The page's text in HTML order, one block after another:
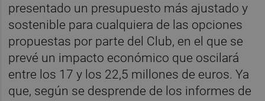
presentado un presupuesto más ajustado y
sostenible para cualquiera de las opciones
propuestas por parte del Club, en el que se
prevé un impacto económico que oscilará
entre los 17 y los 22,5 millones de euros. Ya
que, según se desprende de los informes de